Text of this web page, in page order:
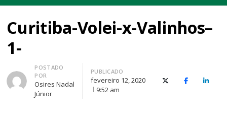
Rádio Gol
Há mais de 20 anos com as melhores coberturas
Curitiba-Volei-x-Valinhos–
1-
Autor
POSTADO
POR
Osires Nadal
Júnior
PUBLICADO
fevereiro 12, 2020
9:52 am
X (Twitter)Facebook
O